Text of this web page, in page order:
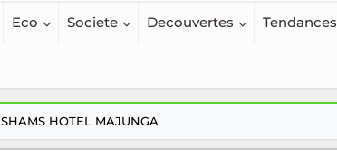
Eco Societe Decouvertes Tendances
SHAMS HOTEL MAJUNGA